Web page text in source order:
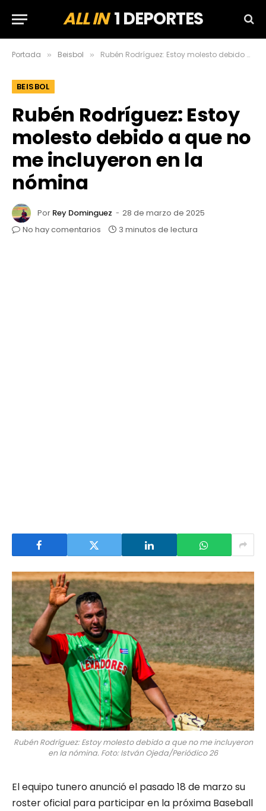
ALL IN1 DEPORTES
Portada » Beisbol » Rubén Rodríguez: Estoy molesto debido a que no me incluyeron en la nómina
BEISBOL
Rubén Rodríguez: Estoy
molesto debido a que no
me incluyeron en la
nómina
Por Rey Dominguez
28 de marzo de 2025
No hay comentarios
3 minutos de lectura
Rubén Rodríguez: Estoy molesto debido a que no me incluyeron
en la nómina. Foto: István Ojeda/Periódico 26
El equipo tunero anunció el pasado 18 de marzo su
roster oficial para participar en la próxima Baseball